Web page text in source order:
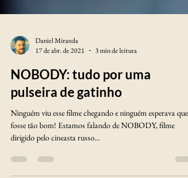
17 de abr. de 2021
3 min de leitura
NOBODY: tudo por uma
pulseira de gatinho
Ninguém viu esse filme chegando e ninguém esperava que
dirigido pelo cineasta russo...